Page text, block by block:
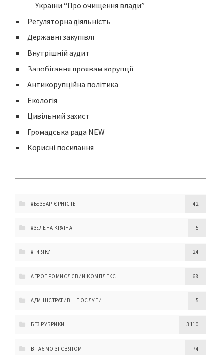
України “Про очищення влади”
Регуляторна діяльність
Державні закупівлі
Внутрішній аудит
Запобігання проявам корупції
Антикорупційна політика
Екологія
Цивільний захист
Громадська рада NEW
Корисні посилання
#БЕЗБАР'ЄРНІСТЬ 42
#ЗЕЛЕНА КРАЇНА 5
#ТИ ЯК? 24
АГРОПРОМИСЛОВИЙ КОМПЛЕКС 68
АДМІНІСТРАТИВНІ ПОСЛУГИ 5
БЕЗ РУБРИКИ 3 110
ВІТАЄМО ЗІ СВЯТОМ 74